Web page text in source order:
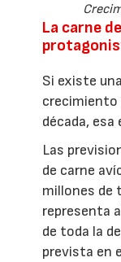
La carne
Si existe
crecimiento
década, esa
Las
de carne
millones de
representa
de toda la
prevista en